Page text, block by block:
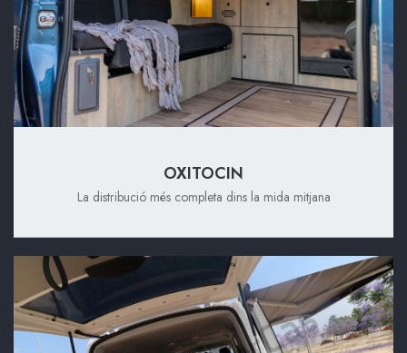
OXITOCIN
La distribució més completa dins la mida mitjana